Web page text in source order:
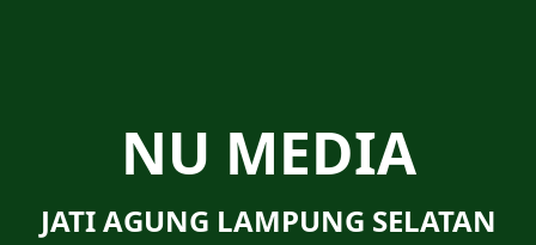
NU MEDIA
JATI AGUNG LAMPUNG SELATAN